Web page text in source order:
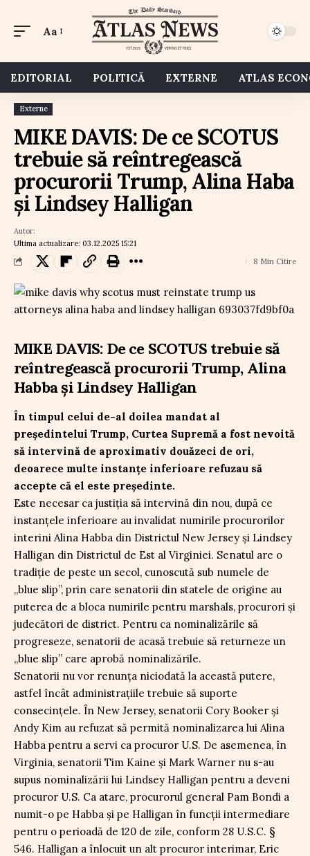
Aa
EDITORIAL POLITICĂ EXTERNE ATLAS
Externe
MIKE DAVIS: De ce SCOTUS
trebuie să reîntregească
procurorii Trump, Alina Haba
și Lindsey Halligan
Ultima actualizare: 03.12.2025 15:21
Autor:
8 Min Citire
MIKE DAVIS: De ce SCOTUS trebuie să
reîntregească procurorii Trump, Alina
Habba și Lindsey Halligan
În timpul celui de-al doilea mandat al
președintelui Trump, Curtea Supremă a fost nevoită
să intervină de aproximativ douăzeci de ori,
deoarece multe instanțe inferioare refuzau să
accepte că el este președinte.
Este necesar ca justiția să intervină din nou, după ce
instanțele inferioare au invalidat numirile procurorilor
interini Alina Habba din Districtul New Jersey și Lindsey
Halligan din Districtul de Est al Virginiei. Senatul are o
tradiție de peste un secol, cunoscută sub numele de
„blue slip”, prin care senatorii din statele de origine au
puterea de a bloca numirile pentru marshals, procurori și
judecători de district. Pentru ca nominalizările să
progreseze, senatorii de acasă trebuie să returneze un
„blue slip” care aprobă nominalizările.
Senatorii nu vor renunța niciodată la această putere,
astfel încât administrațiile trebuie să suporte
consecințele. În New Jersey, senatorii Cory Booker și
Andy Kim au refuzat să permită nominalizarea lui Alina
Habba pentru a servi ca procuror U.S. De asemenea, în
Virginia, senatorii Tim Kaine și Mark Warner nu s-au
supus nominalizării lui Lindsey Halligan pentru a deveni
procuror U.S. Ca atare, procurorul general Pam Bondi a
numit-o pe Habba și pe Halligan în funcții intermediare
pentru o perioadă de 120 de zile, conform 28 U.S.C. §
546. Halligan a înlocuit un alt procuror interimar, Eric